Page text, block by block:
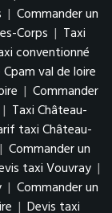
| Commander un
Corps | Taxi
conventionné
val de loire
| Commander
| Taxi Château-
taxi Château-
| Commander un
taxi Vouvray |
| Commander un
| Devis taxi